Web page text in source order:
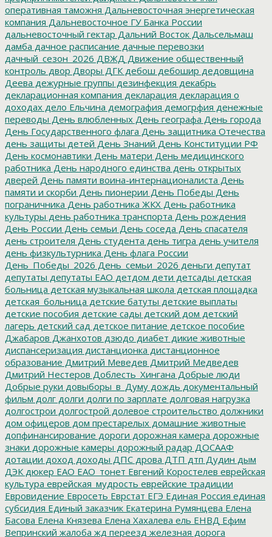
оперативная таможня Дальневосточная энергетическая
компания Дальневосточное ГУ Банка России
дальневосточный гектар Дальний Восток Дальсельмаш
дамба дачное расписание дачные перевозки
дачный_сезон_2026 ДВЖД Движение общественный
контроль двор Дворы ДГК дебош дебошир дедовщина
Деева дежурные группы дезинфекция декабрь
декларационная компания декларация декларация о
доходах дело Ельчина демография демогрфия денежные
переводы День влюбленных День географа День города
День Государственного флага День защитника Отечества
день защиты детей День Знаний День Конституции РФ
День космонавтики День матери День медицинского
работника День народного единства день открытых
дверей День памяти воина-интернационалиста День
памяти и скорби День пионерии День Победы День
пограничника День работника ЖКХ День работника
культуры день работника транспорта День рождения
День России День семьи День соседа День спасателя
день строителя День студента день тигра день учителя
день физкультурника День флага России
День_Победы_2026 День_семьи_2026 деньги депутат
депутаты депутаты ЕАО детдом дети детсады детская
больница детская музыкальная школа детская площадка
детская_больница детские батуты детские выплаты
детские пособия детские сады детский дом детский
лагерь детский сад детское питание детское пособие
Джабаров Джанхотов дзюдо диабет дикие животные
диспансеризация дистанционка дистанционное
образование Дмитрий Меведев Дмитрий Медведев
Дмитрий Нестеров Доблесть_Хингана Добрые люди
Добрые руки довыборы_в_Думу дождь документальный
фильм долг долги долги по зарплате долговая нагрузка
долгострои долгострой долевое строительство должники
дом офицеров дом престарелых домашние животные
допфинансирование дороги дорожная камера дорожные
знаки дорожные камеры дорожный радар ДОСААФ
дотации доход доходы ДПС дрова ДТП дтп Дудин дым
ДЭК дюкер ЕАО ЕАО_тонет Евгений Коростелев еврейская
культура еврейская_мудрость еврейские традиции
Евровидение Евросеть Еврстат ЕГЭ Единая Россия единая
субсидия Единый заказчик Екатерина Румянцева Елена
Басова Елена Князева Елена Хахалева ель ЕНВД Ефим
Вепринский жалоба жд переезд железная дорога